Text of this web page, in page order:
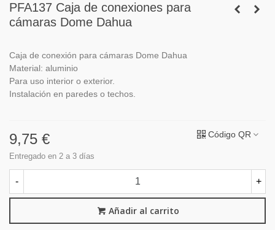
PFA137 Caja de conexiones para
cámaras Dome Dahua
Caja de conexión para cámaras Dome Dahua
Material: aluminio
Para uso interior o exterior.
Instalación en paredes o techos.
9,75 €
Entregado en 2 a 3 días
Código QR
- +
Añadir al carrito